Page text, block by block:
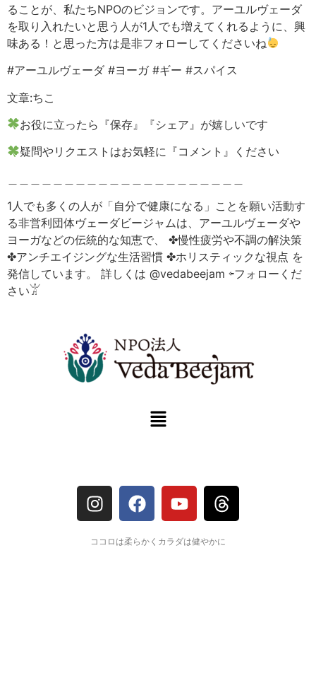
ることが、私たちNPOのビジョンです。アーユルヴェーダ
を取り入れたいと思う人が1人でも増えてくれるように、興
味ある！と思った方は是非フォローしてくださいね
#アーユルヴェーダ #ヨーガ #ギー #スパイス
文章:ちこ
お役に立ったら『保存』『シェア』が嬉しいです
疑問やリクエストはお気軽に『コメント』ください
1人でも多くの人が「自分で健康になる」ことを願い活動す
る非営利団体ヴェーダビージャムは、アーユルヴェーダや
ヨーガなどの伝統的な知恵で、 ✤慢性疲労や不調の解決策
✤アンチエイジングな生活習慣 ✤ホリスティックな視点 を
発信しています。 詳しくは @vedabeejam ⇦フォローくだ
さい𓀠
ココロは柔らかくカラダは健やかに